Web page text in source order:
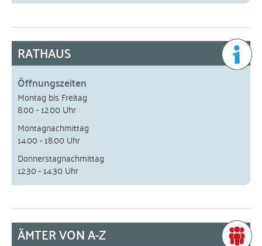
RATHAUS
Öffnungszeiten
Montag bis Freitag
8.00 - 12.00 Uhr
Montagnachmittag
14.00 - 18.00 Uhr
Donnerstagnachmittag
12.30 - 14.30 Uhr
ÄMTER VON A-Z